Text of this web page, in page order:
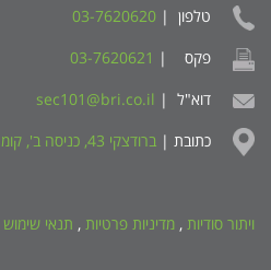
טלפון | 03-7620620
פקס | 03-7620621
דוא"ל | sec101@bri.co.il
כתובת | ברודצקי 43, כניסה ב', קומה 3, רמת אביב
ויתור סודיות , מדיניות פרטיות , תנאי שימוש